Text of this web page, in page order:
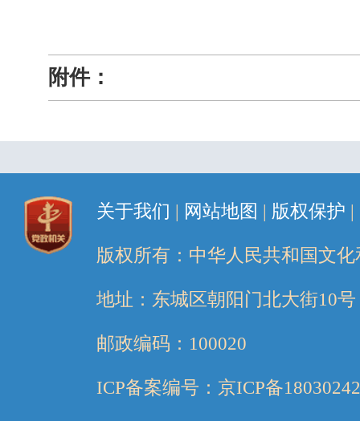
附件：
关于我们 | 网站地图 | 版权保护 |
版权所有：中华人民共和国文
地址：东城区朝阳门北大街10号
邮政编码：100020
ICP备案编号：京ICP备